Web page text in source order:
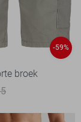
-59%
broek